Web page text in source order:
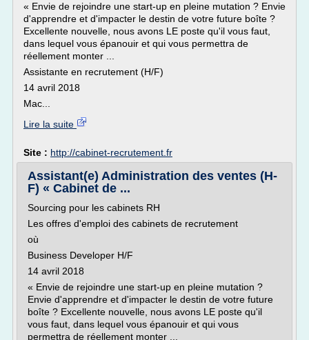
« Envie de rejoindre une start-up en pleine mutation ? Envie
d'apprendre et d'impacter le destin de votre future boîte ?
Excellente nouvelle, nous avons LE poste qu'il vous faut,
dans lequel vous épanouir et qui vous permettra de
réellement monter ...
Assistante en recrutement (H/F)
14 avril 2018
Mac...
Lire la suite
Site : http://cabinet-recrutement.fr
Assistant(e) Administration des ventes (H-
F) « Cabinet de ...
Sourcing pour les cabinets RH
Les offres d'emploi des cabinets de recrutement
où
Business Developer H/F
14 avril 2018
« Envie de rejoindre une start-up en pleine mutation ?
Envie d'apprendre et d'impacter le destin de votre future
boîte ? Excellente nouvelle, nous avons LE poste qu'il
vous faut, dans lequel vous épanouir et qui vous
permettra de réellement monter ...